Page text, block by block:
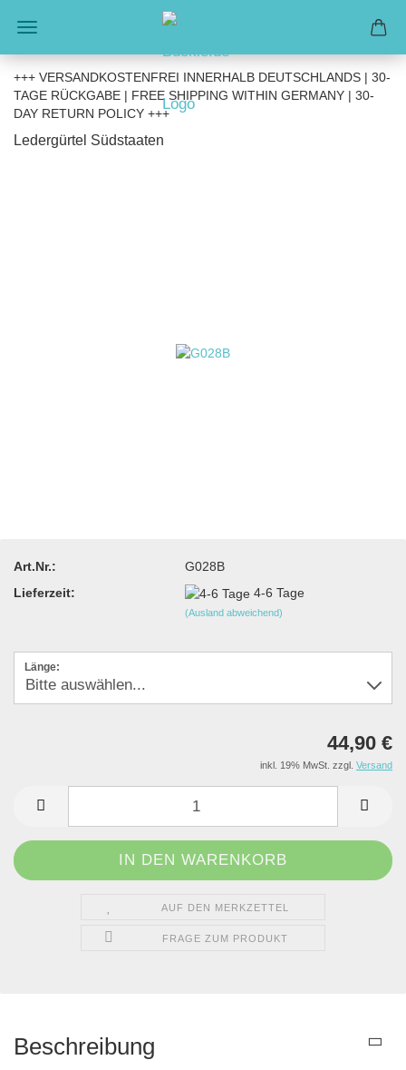
+++ VERSANDKOSTENFREI INNERHALB DEUTSCHLANDS | 30-
TAGE RÜCKGABE | FREE SHIPPING WITHIN GERMANY | 30-
DAY RETURN POLICY +++
Ledergürtel Südstaaten
Art.Nr.:
G028B
Lieferzeit:
4-6 Tage
(Ausland abweichend)
Länge:
44,90 €
inkl. 19% MwSt. zzgl. Versand
AUF DEN MERKZETTEL
FRAGE ZUM PRODUKT
Beschreibung